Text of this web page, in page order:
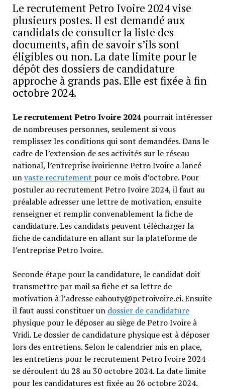
Le recrutement Petro Ivoire 2024 vise
plusieurs postes. Il est demandé aux
candidats de consulter la liste des
documents, afin de savoir s’ils sont
éligibles ou non. La date limite pour le
dépôt des dossiers de candidature
approche à grands pas. Elle est fixée à fin
octobre 2024.
Le recrutement Petro Ivoire 2024pourrait intéresser
de nombreuses personnes, seulement si vous
remplissez les conditions qui sont demandées. Dans le
cadre de l’extension de ses activités sur le réseau
national, l’entreprise ivoirienne Petro Ivoire a lancé
unvaste recrutement pour ce mois d’octobre. Pour
postuler au recrutement Petro Ivoire 2024, il faut au
préalable adresser une lettre de motivation, ensuite
renseigner et remplir convenablement la fiche de
candidature. Les candidats peuvent télécharger la
fiche de candidature en allant sur la plateforme de
l’entreprise Petro Ivoire.
Seconde étape pour la candidature, le candidat doit
transmettre par mail sa fiche et sa lettre de
motivation à l’adresse eahouty@petroivoire.ci. Ensuite
il faut aussi constituer un dossier de candidature
physique pour le déposer au siège de Petro Ivoire à
Vridi. Le dossier de candidature physique est à déposer
lors des entretiens. Selon le calendrier mis en place,
les entretiens pour le recrutement Petro Ivoire 2024
se déroulent du 28 au 30 octobre 2024. La date limite
pour les candidatures est fixée au 26 octobre 2024.